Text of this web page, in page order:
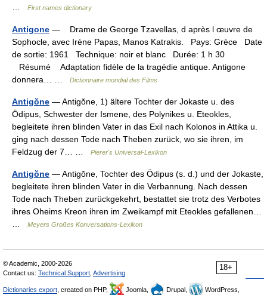
First names dictionary
Antigone — Drame de George Tzavellas, d après l œuvre de
Sophocle, avec Irène Papas, Manos Katrakis. Pays: Grèce Date
de sortie: 1961 Technique: noir et blanc Durée: 1 h 30
Résumé Adaptation fidèle de la tragédie antique. Antigone
donnera… …
Dictionnaire mondial des Films
Antigŏne — Antigŏne, 1) ältere Tochter der Jokaste u. des
Ödipus, Schwester der Ismene, des Polynikes u. Eteokles,
begleitete ihren blinden Vater in das Exil nach Kolonos in Attika u.
ging nach dessen Tode nach Theben zurück, wo sie ihren, im
Feldzug der 7… …
Pierer's Universal-Lexikon
Antigŏne — Antigŏne, Tochter des Ödipus (s. d.) und der Jokaste,
begleitete ihren blinden Vater in die Verbannung. Nach dessen
Tode nach Theben zurückgekehrt, bestattet sie trotz des Verbotes
ihres Oheims Kreon ihren im Zweikampf mit Eteokles gefallenen…
Meyers Großes Konversations-Lexikon
18+
© Academic, 2000-2026
Contact us: Technical Support Advertising
Dictionaries export , created on PHP, Joomla, Drupal, WordPress,